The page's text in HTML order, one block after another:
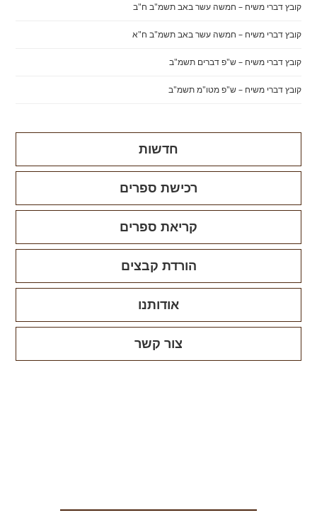
קובץ דברי משיח – חמשה עשר באב תשמ"ב ח"ב
קובץ דברי משיח – חמשה עשר באב תשמ"ב ח"א
קובץ דברי משיח – ש"פ דברים תשמ"ב
קובץ דברי משיח – ש"פ מטו"מ תשמ"ב
חדשות
רכישת ספרים
קריאת ספרים
הורדת קבצים
אודותנו
צור קשר